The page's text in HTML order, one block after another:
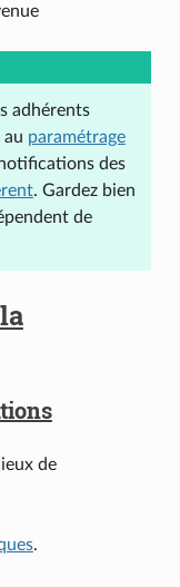
adhérents
paramétrage
des
. Gardez bien
de
de
.